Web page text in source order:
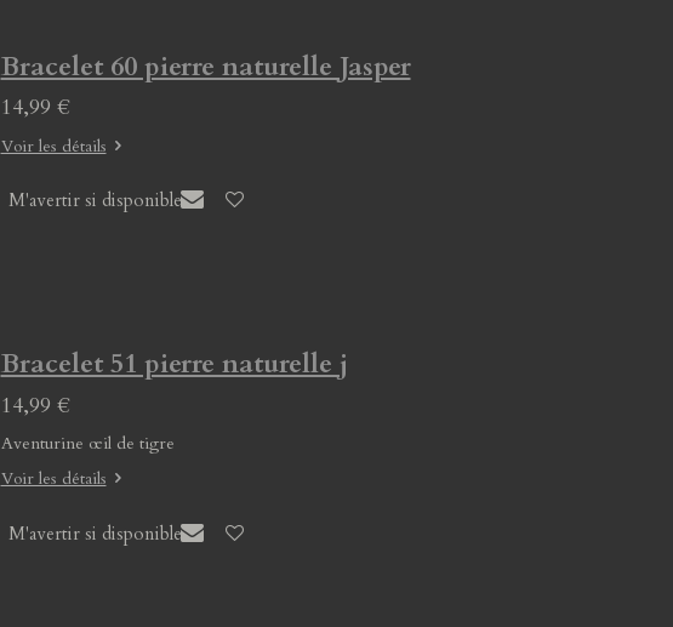
Bracelet 60 pierre naturelle Jasper
14,99 €
Voir les détails
M'avertir si disponible
Bracelet 51 pierre naturelle j
14,99 €
Aventurine œil de tigre
Voir les détails
M'avertir si disponible